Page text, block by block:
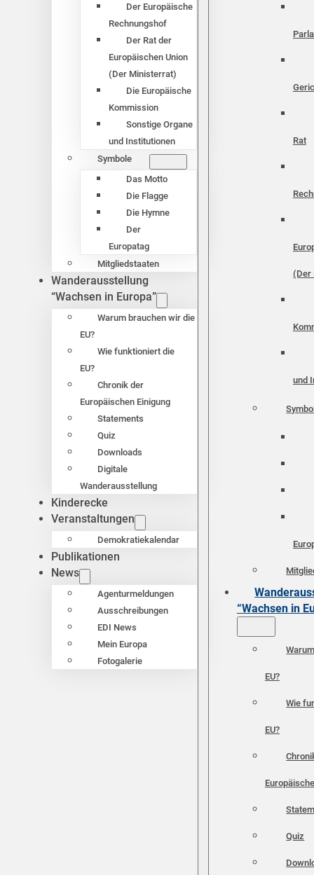
Der Europäische
Rechnungshof
Der Rat der
Europäischen Union
(Der Ministerrat)
Die Europäische
Kommission
Sonstige Organe
und Institutionen
Symbole
Das Motto
Die Flagge
Die Hymne
Der
Europatag
Mitgliedstaaten
Wanderausstellung
“Wachsen in Europa”
Warum brauchen wir die
EU?
Wie funktioniert die
EU?
Chronik der
Europäischen Einigung
Statements
Quiz
Downloads
Digitale
Wanderausstellung
Kinderecke
Veranstaltungen
Demokratiekalendar
Publikationen
News
Agenturmeldungen
Ausschreibungen
EDI News
Mein Europa
Fotogalerie
Rat
(Der
und
“Wachsen in
EU?
Wie
EU?
Quiz